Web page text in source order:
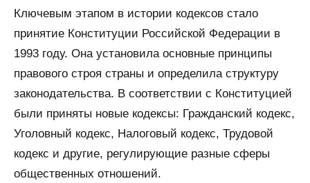
Ключевым этапом в истории кодексов стало
принятие Конституции Российской Федерации в
1993 году. Она установила основные принципы
правового строя страны и определила структуру
законодательства. В соответствии с Конституцией
были приняты новые кодексы: Гражданский кодекс,
Уголовный кодекс, Налоговый кодекс, Трудовой
кодекс и другие, регулирующие разные сферы
общественных отношений.